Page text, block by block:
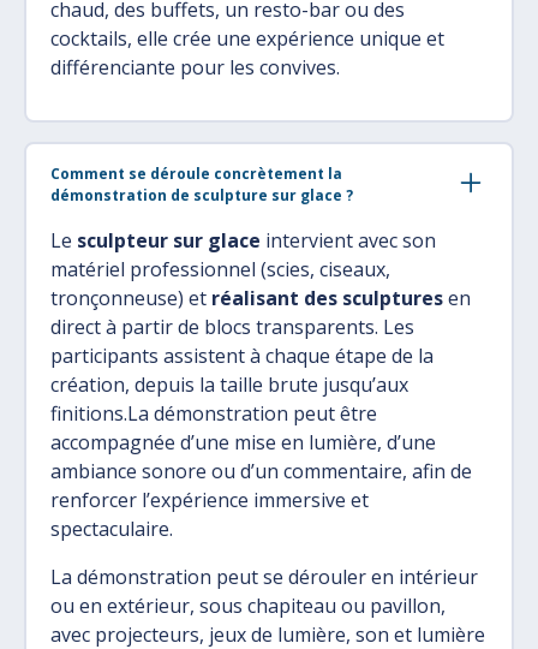
chaud, des buffets, un resto-bar ou des
cocktails, elle crée une expérience unique et
différenciante pour les convives.
Comment se déroule concrètement la
démonstration de sculpture sur glace ?
Le sculpteur sur glace intervient avec son
matériel professionnel (scies, ciseaux,
tronçonneuse) et réalisant des sculpturesen
direct à partir de blocs transparents. Les
participants assistent à chaque étape de la
création, depuis la taille brute jusqu’aux
finitions.La démonstration peut être
accompagnée d’une mise en lumière, d’une
ambiance sonore ou d’un commentaire, afin de
renforcer l’expérience immersive et
spectaculaire.
La démonstration peut se dérouler en intérieur
ou en extérieur, sous chapiteau ou pavillon,
avec projecteurs, jeux de lumière, son et lumière